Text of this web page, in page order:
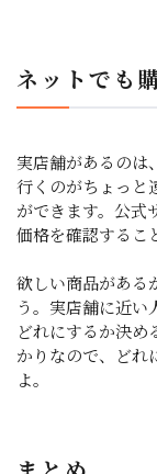
ネットでも
実店舗があるのは
行くのがちょっと
ができます。公式
価格を確認するこ
欲しい商品がある
う。実店舗に近い
どれにするか決め
かりなので、どれ
よ。